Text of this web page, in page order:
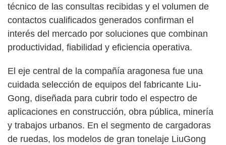
técnico de las consultas recibidas y el volumen de
contactos cualificados generados confirman el
interés del mercado por soluciones que combinan
productividad, fiabilidad y eficiencia operativa.
El eje central de la compañía aragonesa fue una
cuidada selección de equipos del fabricante Liu-
Gong, diseñada para cubrir todo el espectro de
aplicaciones en construcción, obra pública, minería
y trabajos urbanos. En el segmento de cargadoras
de ruedas, los modelos de gran tonelaje LiuGong